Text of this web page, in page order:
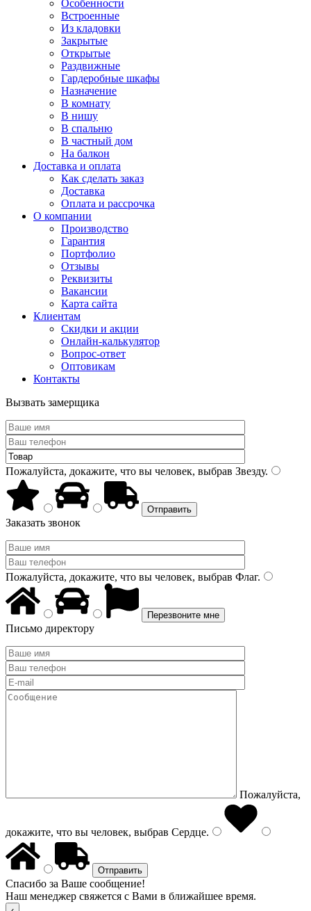
Особенности
Встроенные
Из кладовки
Закрытые
Открытые
Раздвижные
Гардеробные шкафы
Назначение
В комнату
В нишу
В спальню
В частный дом
На балкон
Доставка и оплата
Как сделать заказ
Доставка
Оплата и рассрочка
О компании
Производство
Гарантия
Портфолио
Отзывы
Реквизиты
Вакансии
Карта сайта
Клиентам
Скидки и акции
Онлайн-калькулятор
Вопрос-ответ
Оптовикам
Контакты
Вызвать замерщика
Пожалуйста, докажите, что вы человек, выбрав Звезду.
Заказать звонок
Пожалуйста, докажите, что вы человек, выбрав Флаг.
Письмо директору
Пожалуйста,
докажите, что вы человек, выбрав Сердце.
Спасибо за Ваше сообщение!
Наш менеджер свяжется с Вами в ближайшее время.